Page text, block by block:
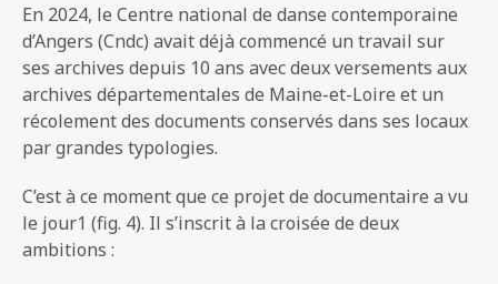
En 2024, le Centre national de danse contemporaine
d’Angers (Cndc) avait déjà commencé un travail sur
ses archives depuis 10 ans avec deux versements aux
archives départementales de Maine-et-Loire et un
récolement des documents conservés dans ses locaux
par grandes typologies.
C’est à ce moment que ce projet de documentaire a vu
le jour1 (fig. 4). Il s’inscrit à la croisée de deux
ambitions :